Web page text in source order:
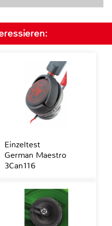
Einzeltest
German Maestro
3Can116